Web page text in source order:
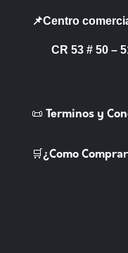
📌Centro
CR 53 # 50 –
📜 Terminos y
🛒¿Como